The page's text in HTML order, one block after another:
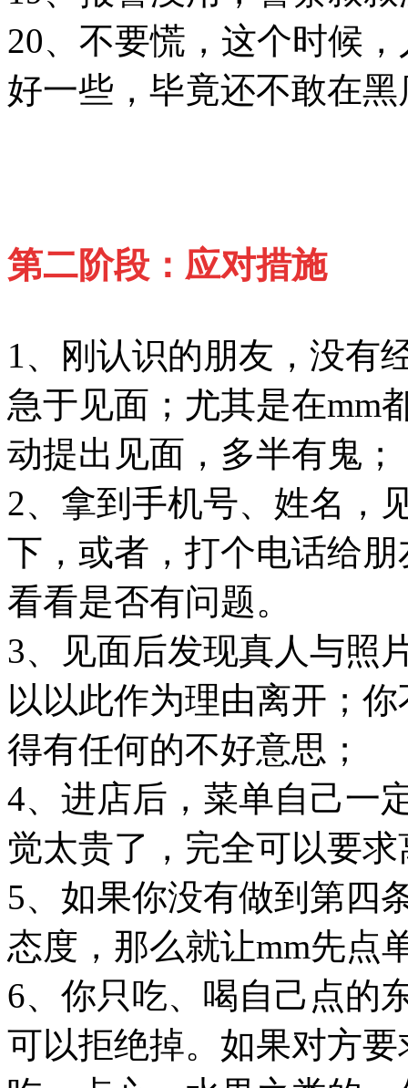
20、不要慌，这个时候
好一些，毕竟还不敢在
第二阶段：应对措施
1、刚认识的朋友，没有
急于见面；尤其是在mm
动提出见面，多半有鬼；
2、拿到手机号、姓名，
下，或者，打个电话给
看看是否有问题。
3、见面后发现真人与照
以以此作为理由离开；
得有任何的不好意思；
4、进店后，菜单自己一
觉太贵了，完全可以要求
5、如果你没有做到第四
态度，那么就让mm先点
6、你只吃、喝自己点的
可以拒绝掉。如果对方